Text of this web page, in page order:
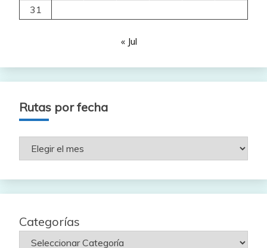
31
« Jul
Rutas por fecha
Rutas
por
Categorías